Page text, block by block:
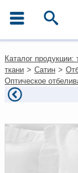
Каталог
Ткани
Домашний
Одежда
Текстиль
гостиниц
Каталог продукции:
ткани > Сатин >
Оптическое